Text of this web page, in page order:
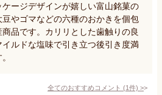
ージデザインが嬉しい富山銘菓の
やゴマなどの六種のおかきを個包
品です。カリリとした歯触りの良
ルドな塩味で引き立つ後引き度満
全てのおすすめコメント (1件) >